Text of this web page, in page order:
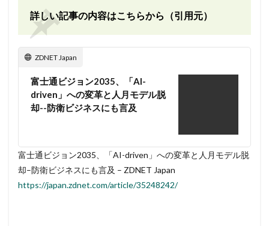
詳しい記事の内容はこちらから（引用元）
ZDNET Japan
富士通ビジョン2035、「AI-
driven」への変革と人月モデル脱
却--防衛ビジネスにも言及
富士通ビジョン2035、「AI-driven」への変革と人月モデル脱
却–防衛ビジネスにも言及 – ZDNET Japan
https://japan.zdnet.com/article/35248242/